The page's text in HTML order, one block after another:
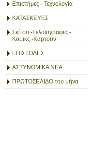
Επιστήμες - Τεχνολογία
ΚΑΤΑΣΚΕΥΕΣ
Σκίτσο -Γελοιογραφια -
Κομικς -Καρτουν
ΕΠΙΣΤΟΛΕΣ
ΑΣΤΥΝΟΜΙΚΑ ΝΕΑ
ΠΡΩΤΟΣΕΛΙΔΟ του μήνα